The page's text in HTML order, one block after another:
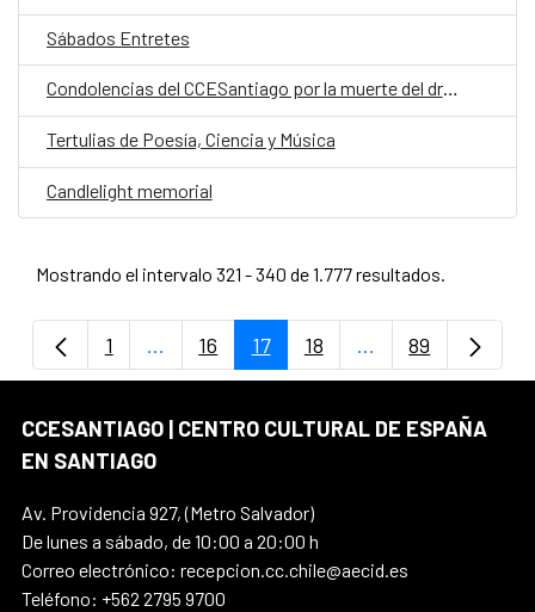
Sábados Entretes
Condolencias del CCESantiago por la muerte del dramaturgo Claudio Di Girolamo
Tertulias de Poesía, Ciencia y Música
Candlelight memorial
Mostrando el intervalo 321 - 340 de 1.777 resultados.
Página
1 ...Páginas intermedias Use TAB para
Página
16 Página
17 Página
18 ...PáginasPágina
89
CCESANTIAGO | CENTRO CULTURAL DE ESPAÑA
EN SANTIAGO
Av. Providencia 927, (Metro Salvador)
De lunes a sábado, de 10:00 a 20:00 h
Correo electrónico: recepcion.cc.chile@aecid.es
Teléfono: +562 2795 9700